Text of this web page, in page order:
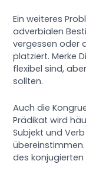
Ein weiteres
adverbialen
vergessen oder
platziert. Merke
flexibel sind,
sollten.
Auch die
Prädikat wird
Subjekt und
des